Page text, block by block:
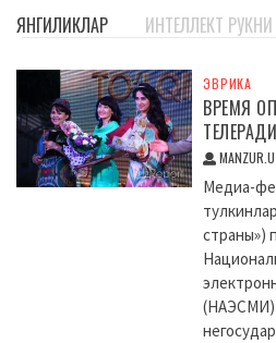
ЯНГИЛИКЛАР ИНТЕЛЛЕКТ РУКНИ
ЭВРИКА
ВРЕМЯ
Медиа-
страны»)
(НАЭСМИ)